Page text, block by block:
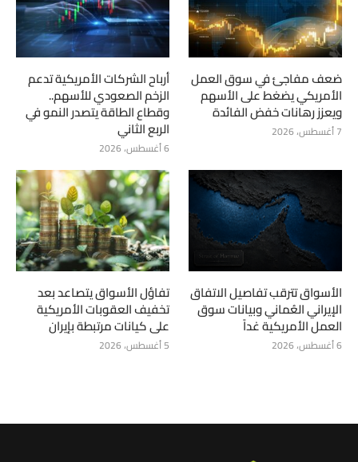
ضعف مفاجئ في سوق العمل
الأمريكي يضغط على الأسهم
ويعزز رهانات خفض الفائدة
7 أغسطس، 2026
أرباح الشركات الأمريكية تدعم
الزخم الصعودي للأسهم..
وقطاع الطاقة يتصدر النمو في
الربع الثاني
6 أغسطس، 2026
الأسواق تترقب تفاصيل الاتفاق
الإيراني العُماني وبيانات سوق
العمل الأمريكية غداً
6 أغسطس، 2026
تفاؤل الأسواق يتصاعد بعد
تخفيف العقوبات الأمريكية
على كيانات مرتبطة بإيران
5 أغسطس، 2026